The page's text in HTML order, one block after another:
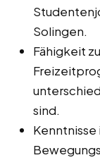
Solingen.
Fähigkeit
sind.
Kenntnisse